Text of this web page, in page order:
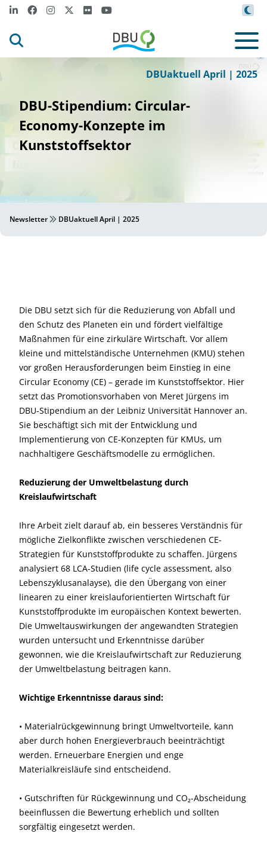
DBUaktuell April | 2025
DBU-Stipendium: Circular-
Economy-Konzepte im
Kunststoffsektor
Newsletter DBUaktuell April | 2025
Die DBU setzt sich für die Reduzierung von Abfall und
den Schutz des Planeten ein und fördert vielfältige
Maßnahmen für eine zirkuläre Wirtschaft. Vor allem
kleine und mittelständische Unternehmen (KMU) stehen
vor großen Herausforderungen beim Einstieg in eine
Circular Economy (CE) – gerade im Kunststoffsektor. Hier
setzt das Promotionsvorhaben von Meret Jürgens im
DBU-Stipendium an der Leibniz Universität Hannover an.
Sie beschäftigt sich mit der Entwicklung und
Implementierung von CE-Konzepten für KMUs, um
nachhaltigere Geschäftsmodelle zu ermöglichen.
Reduzierung der Umweltbelastung durch
Kreislaufwirtschaft
Ihre Arbeit zielt darauf ab, ein besseres Verständnis für
mögliche Zielkonflikte zwischen verschiedenen CE-
Strategien für Kunststoffprodukte zu schaffen. Jürgens
analysiert 68 LCA-Studien (life cycle assessment, also
Lebenszyklusanalayse), die den Übergang von einer
linearen zu einer kreislauforientierten Wirtschaft für
Kunststoffprodukte im europäischen Kontext bewerten.
Die Umweltauswirkungen der angewandten Strategien
wurden untersucht und Erkenntnisse darüber
gewonnen, wie die Kreislaufwirtschaft zur Reduzierung
der Umweltbelastung beitragen kann.
Wichtige Erkenntnisse daraus sind:
• Materialrückgewinnung bringt Umweltvorteile, kann
aber durch hohen Energieverbrauch beeinträchtigt
werden. Erneuerbare Energien und enge
Materialkreisläufe sind entscheidend.
• Gutschriften für Rückgewinnung und CO₂-Abscheidung
beeinflussen die Bewertung erheblich und sollten
sorgfältig eingesetzt werden.